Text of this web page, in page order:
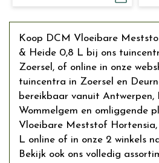
Koop DCM Vloeibare
& Heide 0,8 L bij ons
Zoersel, of online in onze
tuincentra in Zoersel en
bereikbaar vanuit Antwerpen,
Wommelgem en omliggende
Vloeibare Meststof
L online of in onze 2 winkels
Bekijk ook ons volledig